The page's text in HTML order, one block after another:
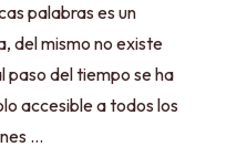
palabras es un
del mismo no existe
paso del tiempo se ha
accesible a todos los
…